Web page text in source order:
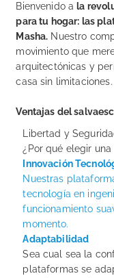
Bienvenido a la
para tu hogar: las
Masha. Nuestro
movimiento que
arquitectónicas y
casa sin limitaciones.
Ventajas del
Libertad y
¿Por qué elegir
Innovación
Nuestras
tecnología en
funcionamiento
momento.
Adaptabilidad
Sea cual sea la
plataformas se